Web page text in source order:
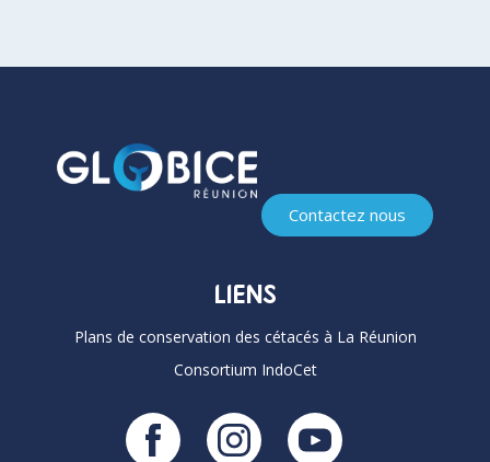
Contactez nous
LIENS
Plans de conservation des cétacés à La Réunion
Consortium IndoCet